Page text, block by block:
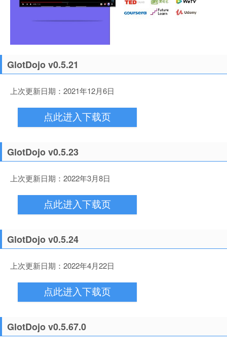
GlotDojo v0.5.21
上次更新日期：2021年12月6日
点此进入下载页
GlotDojo v0.5.23
上次更新日期：2022年3月8日
点此进入下载页
GlotDojo v0.5.24
上次更新日期：2022年4月22日
点此进入下载页
GlotDojo v0.5.67.0